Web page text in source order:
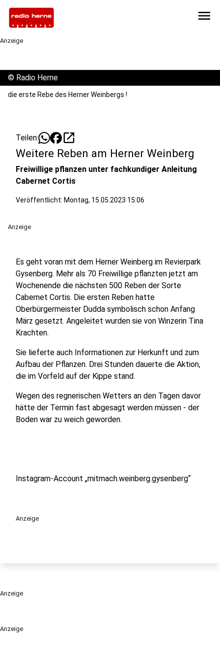
menu
Anzeige
Anzeige
© Radio Herne
die erste Rebe des Herner Weinbergs !
Teilen: open_in_new
Weitere Reben am Herner Weinberg
Freiwillige pflanzen unter fachkundiger Anleitung
Cabernet Cortis
Veröffentlicht: Montag, 15.05.2023 15:06
Anzeige
Es geht voran mit dem Herner Weinberg im Revierpark
Gysenberg. Mehr als 70 Freiwillige pflanzten jetzt am
Wochenende die nächsten 500 Reben der Sorte
Cabernet Cortis. Die ersten Reben hatte
Oberbürgermeister Dudda symbolisch schon Anfang
März gesetzt. Angeleitet wurden sie von Winzerin Tina
Krachten.
Sie lieferte auch Informationen zur Herkunft und zum
Aufbau der Pflanzen. Drei Stunden dauerte die Aktion,
die im Vorfeld auf der Kippe stand.
Wegen des regnerischen Wetters an den Tagen davor
hätte der Termin fast abgesagt werden müssen - der
Boden war zu weich geworden.
Instagram-Account „mitmach.weinberg.gysenberg“
Anzeige
Anzeige